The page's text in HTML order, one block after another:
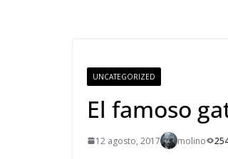
UNCATEGORIZED
El famoso
12 agosto, 2017 molino